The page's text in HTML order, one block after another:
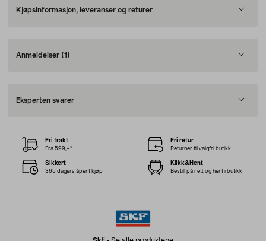
Kjøpsinformasjon, leveranser og returer
Anmeldelser (1)
Eksperten svarer
Fri frakt
Fra 599,–*
Fri retur
Returner til valgfri butikk
Sikkert
365 dagers åpent kjøp
Klikk&Hent
Bestill på nett og hent i butikk